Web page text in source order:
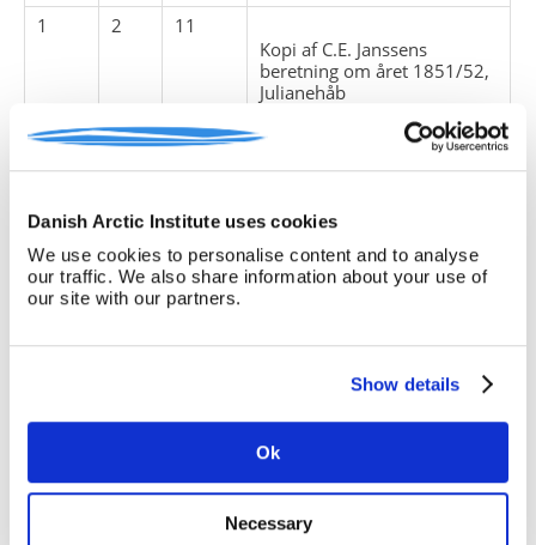
Danish Arctic Institute uses cookies
We use cookies to personalise content and to analyse
our traffic. We also share information about your use of
our site with our partners.
Show details
Ok
Necessary
1 2
11
Kopi af C.E. Janssens
beretning om året 1851/52,
Julianehåb
ansættelsesforhold
beretninger
mission
regnskaber
inspektør Heinrich Rink til
årsberetninger
indberetninger
isforhold